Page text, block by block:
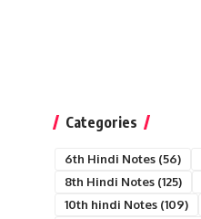
Categories
6th Hindi Notes(56)
8th Hindi Notes(125)
10th hindi Notes(109)